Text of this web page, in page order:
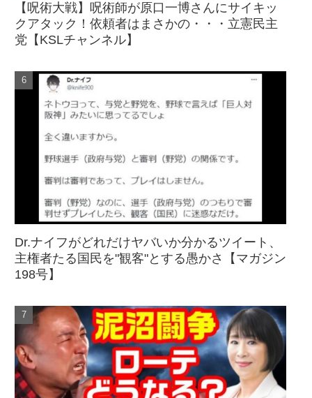
【呪術大戦】呪術師が原口一博さんにサイキッ
クアタック！依頼者はまさかの・・・立憲民主
党【KSLチャンネル】
Dr.ナイフがどれだけヤバいか分かるツイート、
主権者たる国民を"観客"とする愚かさ【マガジン
198号】